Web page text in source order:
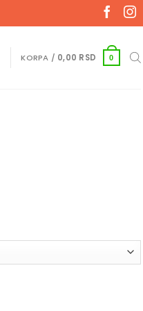
KORPA / 0,00 RSD 0